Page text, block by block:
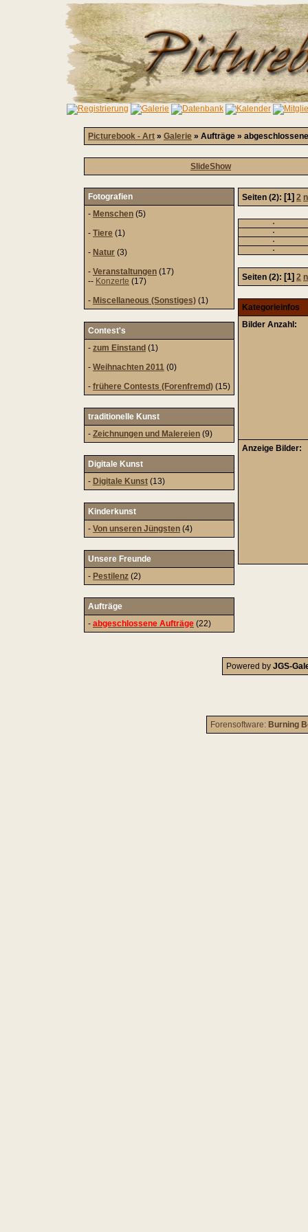
Picturebook - Art » Galerie » Aufträge »
SlideShow
Fotografien
- Menschen (5)
- Tiere (1)
- Natur (3)
- Veranstaltungen (17)
-- Konzerte (17)
- Miscellaneous (Sonstiges) (1)
Contest's
- zum Einstand (1)
- Weihnachten 2011 (0)
- frühere Contests (Forenfremd) (15)
traditionelle Kunst
- Zeichnungen und Malereien (9)
Digitale Kunst
- Digitale Kunst (13)
Kinderkunst
- Von unseren Jüngsten (4)
Unsere Freunde
- Pestilenz (2)
Aufträge
- abgeschlossene Aufträge (22)
Seiten (2): [1] 2
Seiten (2): [1] 2
Kategorieinfos
Bilder Anzahl:
Anzeige Bilder:
Powered by JGS-
Forensoftware: Burning